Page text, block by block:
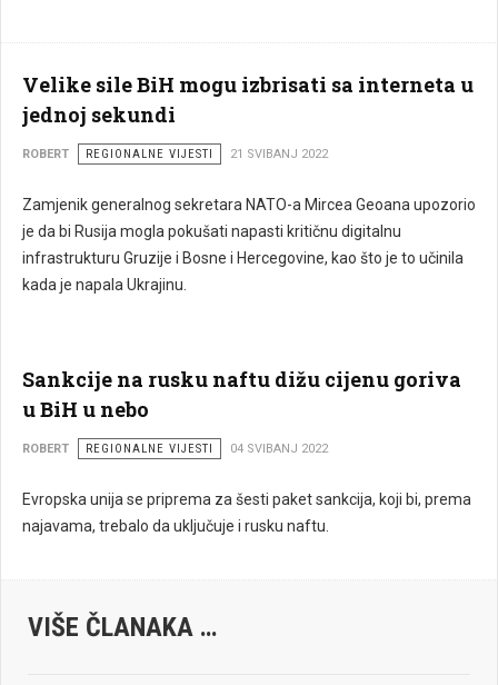
Velike sile BiH mogu izbrisati sa interneta u
jednoj sekundi
ROBERT REGIONALNE VIJESTI 21 SVIBANJ 2022
Zamjenik generalnog sekretara NATO-a Mircea Geoana upozorio
je da bi Rusija mogla pokušati napasti kritičnu digitalnu
infrastrukturu Gruzije i Bosne i Hercegovine, kao što je to učinila
kada je napala Ukrajinu.
Sankcije na rusku naftu dižu cijenu goriva
u BiH u nebo
ROBERT REGIONALNE VIJESTI 04 SVIBANJ 2022
Evropska unija se priprema za šesti paket sankcija, koji bi, prema
najavama, trebalo da uključuje i rusku naftu.
VIŠE ČLANAKA …